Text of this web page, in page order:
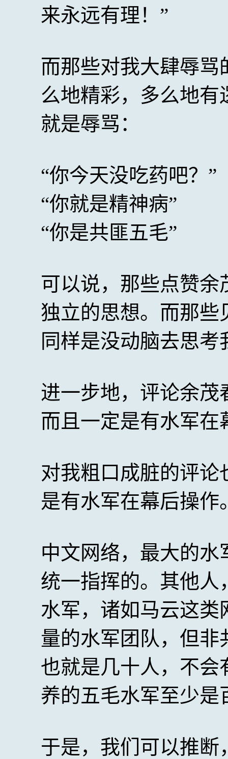
来永远有理！”
而那些对我大肆辱
么地精彩，多么地
就是辱骂：
“你今天没吃药吧？”
“你就是精神病”
“你是共匪五毛”
可以说，那些点赞
独立的思想。而那
同样是没动脑去思
进一步地，评论余
而且一定是有水军在
对我粗口成脏的评
是有水军在幕后操作
中文网络，最大的
统一指挥的。其他
水军，诸如马云这
量的水军团队，但
也就是几十人，不
养的五毛水军至少是
于是，我们可以推